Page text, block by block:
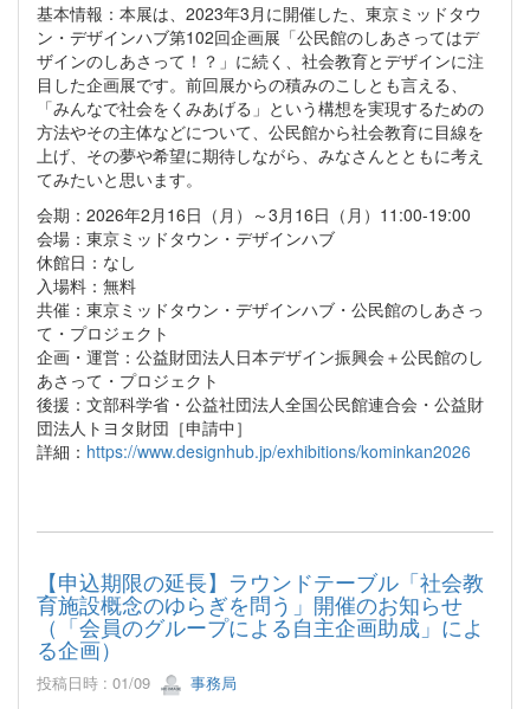
基本情報：本展は、2023年3月に開催した、東京ミッドタウ
ン・デザインハブ第102回企画展「公民館のしあさってはデ
ザインのしあさって！？」に続く、社会教育とデザインに注
目した企画展です。前回展からの積みのこしとも言える、
「みんなで社会をくみあげる」という構想を実現するための
方法やその主体などについて、公民館から社会教育に目線を
上げ、その夢や希望に期待しながら、みなさんとともに考え
てみたいと思います。
会期：2026年2月16日（月）～3月16日（月）11:00-19:00
会場：東京ミッドタウン・デザインハブ
休館日：なし
入場料：無料
共催：東京ミッドタウン・デザインハブ・公民館のしあさっ
て・プロジェクト
企画・運営：公益財団法人日本デザイン振興会＋公民館のし
あさって・プロジェクト
後援：文部科学省・公益社団法人全国公民館連合会・公益財
団法人トヨタ財団［申請中］
詳細： https://www.designhub.jp/exhibitions/kominkan2026
【申込期限の延長】ラウンドテーブル「社会教
育施設概念のゆらぎを問う」開催のお知らせ
（「会員のグループによる自主企画助成」によ
る企画）
投稿日時 : 01/09 事務局